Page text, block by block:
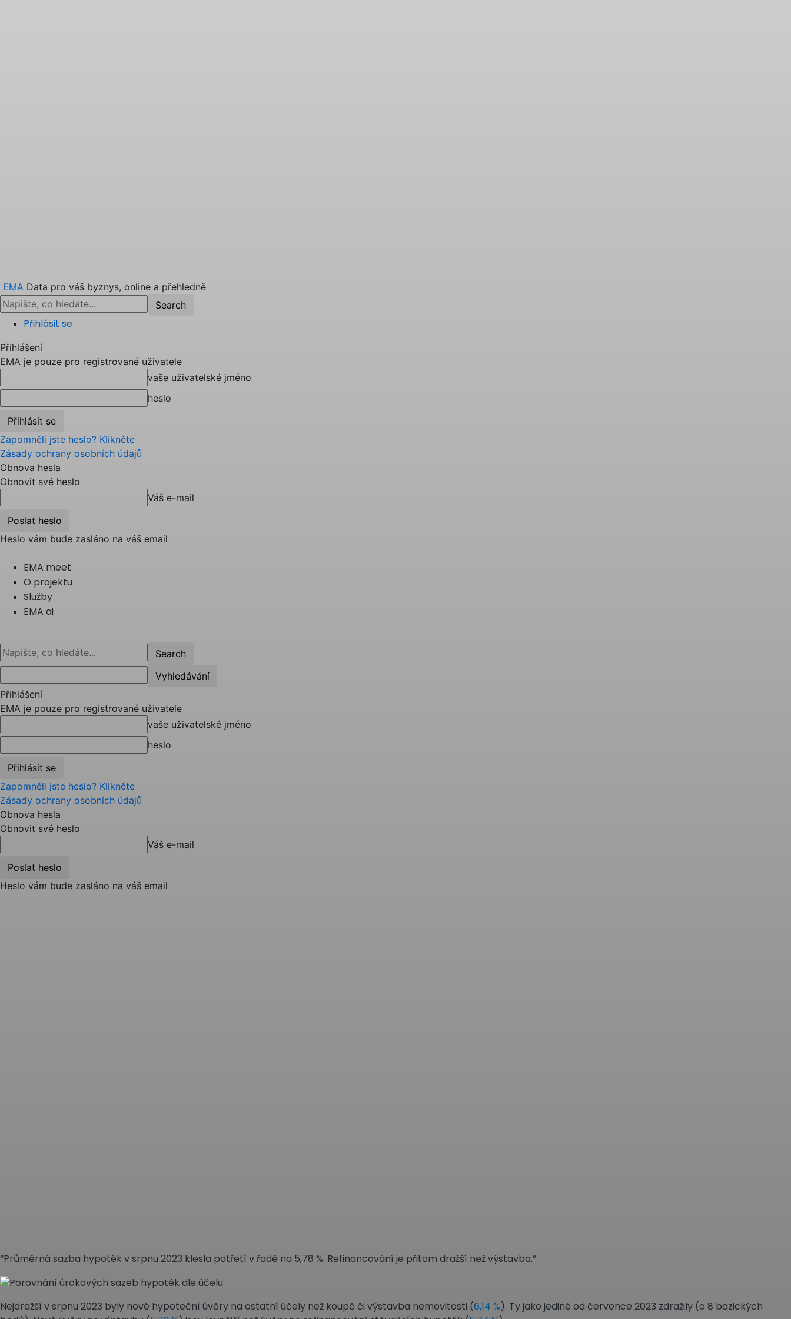
EMA Data pro váš byznys, online a přehledně
Přihlásit se
Přihlášení
EMA je pouze pro registrované uživatele
vaše uživatelské jméno
heslo
Zapomněli jste heslo? Klikněte
Zásady ochrany osobních údajů
Obnova hesla
Obnovit své heslo
Váš e-mail
Heslo vám bude zasláno na váš email
EMA meet
O projektu
Služby
EMA ai
Přihlášení
EMA je pouze pro registrované uživatele
vaše uživatelské jméno
heslo
Zapomněli jste heslo? Klikněte
Zásady ochrany osobních údajů
Obnova hesla
Obnovit své heslo
Váš e-mail
Heslo vám bude zasláno na váš email
“Průměrná sazba hypoték v srpnu 2023 klesla potřetí v řadě na 5,78 %. Refinancování je přitom dražší než výstavba.”
Nejdražší v srpnu 2023 byly nové hypoteční úvěry na ostatní účely než koupě či výstavba nemovitosti (6,14 %). Ty jako jediné od července 2023 zdražily (o 8 bazických